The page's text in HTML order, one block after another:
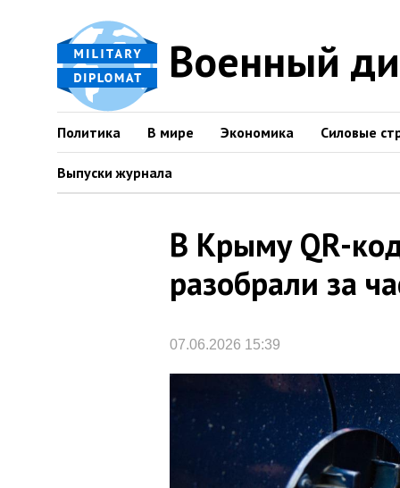
Военный
Политика В мире Экономика Силовые
Выпуски журнала
В Крыму QR-
разобрали за
07.06.2026 15:39